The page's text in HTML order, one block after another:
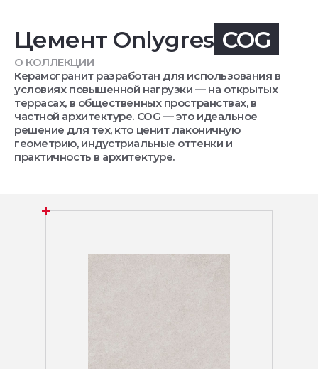
Цемент Onlygres COG
О КОЛЛЕКЦИИ
Керамогранит разработан для использования в
условиях повышенной нагрузки — на открытых
террасах, в общественных пространствах, в
частной архитектуре. COG — это идеальное
решение для тех, кто ценит лаконичную
геометрию, индустриальные оттенки и
практичность в архитектуре.